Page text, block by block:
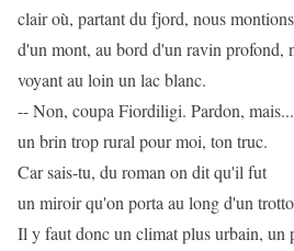
clair où, partant du fjord, nous
d'un mont, au bord d'un ravin profond,
voyant au loin un lac blanc.
-- Non, coupa Fiordiligi. Pardon, mais...
un brin trop rural pour moi, ton truc.
Car sais-tu, du roman on dit qu'il fut
un miroir qu'on porta au long d'un
Il y faut donc un climat plus urbain, un